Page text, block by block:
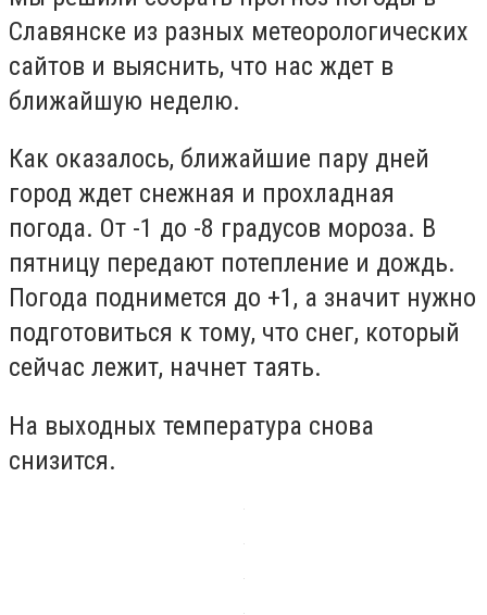
Славянске из разных метеорологических
сайтов и выяснить, что нас ждет в
ближайшую неделю.
Как оказалось, ближайшие пару дней
город ждет снежная и прохладная
погода. От -1 до -8 градусов мороза. В
пятницу передают потепление и дождь.
Погода поднимется до +1, а значит нужно
подготовиться к тому, что снег, который
сейчас лежит, начнет таять.
На выходных температура снова
снизится.